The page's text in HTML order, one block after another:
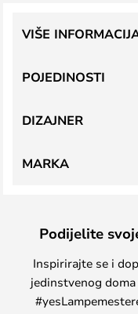
POJEDINOSTI
VIŠE
DIZAJNER
MARKA
Podijelite
Inspirirajte se i
jedinstvenog